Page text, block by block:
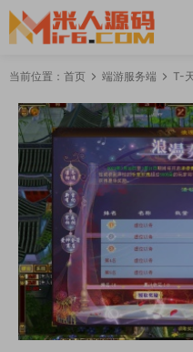
当前位置： 首页 端游服务端 T-